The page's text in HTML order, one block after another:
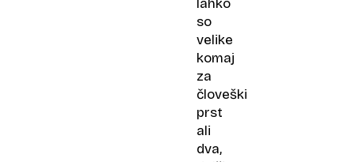
lahko
so
velike
komaj
za
človeški
prst
ali
dva,